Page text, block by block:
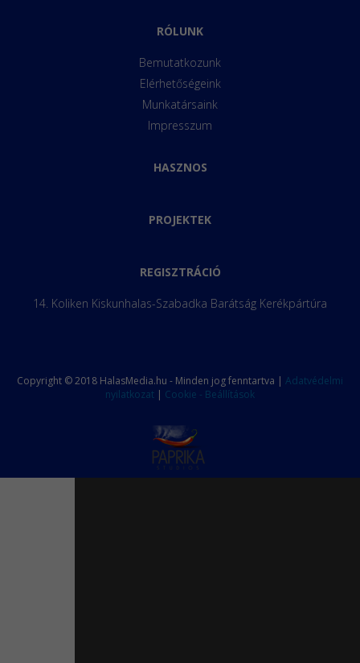
RÓLUNK
Bemutatkozunk
Elérhetőségeink
Munkatársaink
Impresszum
HASZNOS
PROJEKTEK
REGISZTRÁCIÓ
14. Koliken Kiskunhalas-Szabadka Barátság Kerékpártúra
Copyright © 2018 HalasMedia.hu - Minden jog fenntartva | Adatvédelmi
nyilatkozat | Cookie - Beállítások